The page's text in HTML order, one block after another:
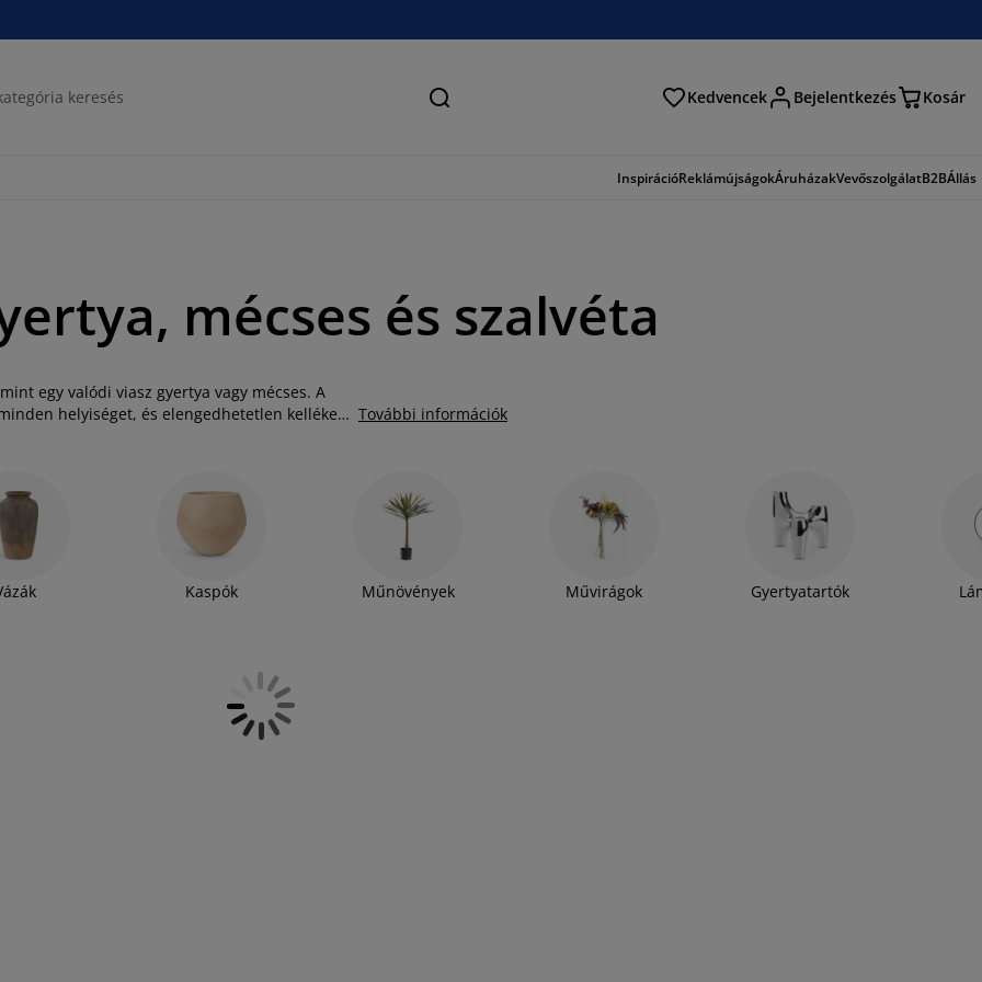
Keresés Kedvencek Bejelentkezés Kosár
InspirációReklámújságokÁruházakVevőszolgálatB2BÁllás
mécses és szalvéta
egy valódi viasz gyertya vagy mécses. A
helyiséget, és elengedhetetlen kelléke
is megtalálható. A teamécses, bár kicsi, ha
mécsestartóban, akkor ugyancsak
tömbgyertya szettet is, amely már a
További információk
Kaspók Műnövények Művirágok Gyertyatartók